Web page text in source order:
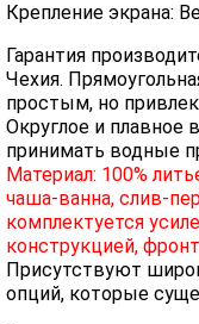
Крепление экрана:
Гарантия
Чехия.
простым, но
Округлое и плавное
принимать водные
Материал: 100%
чаша-ванна, слив-
комплектуется
конструкцией,
Присутствуют
опций, которые